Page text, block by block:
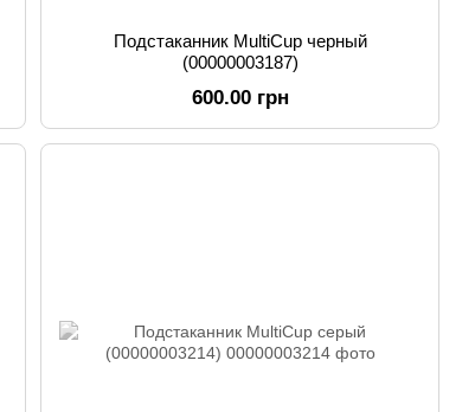
Подстаканник MultiCup черный
(00000003187)
600.00 грн